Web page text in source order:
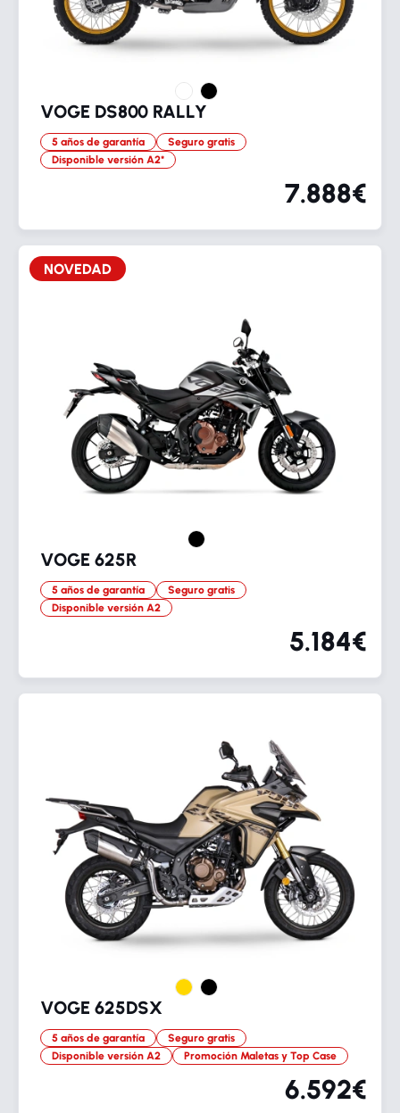
VOGE DS800 RALLY
5 años de garantía
Seguro gratis
Disponible versión A2*
7.888€
NOVEDAD
VOGE 625R
5 años de garantía
Seguro gratis
Disponible versión A2
5.184€
VOGE 625DSX
5 años de garantía
Seguro gratis
Disponible versión A2
Promoción Maletas y Top Case
6.592€